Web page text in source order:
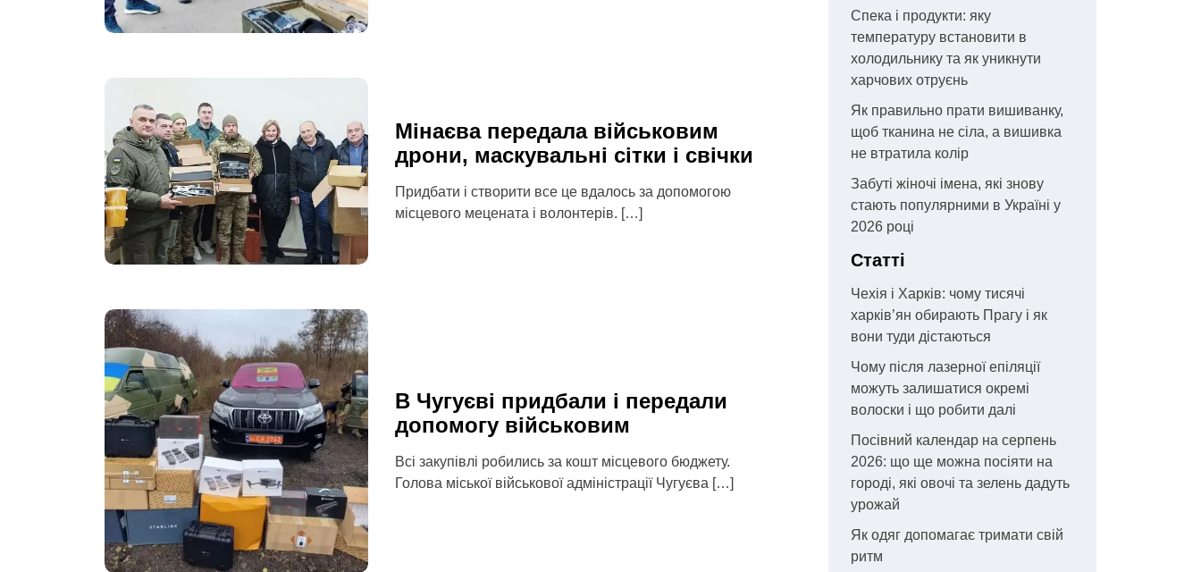
Мінаєва передала військовим
дрони, маскувальні сітки і свічки
Придбати і створити все це вдалось за допомогою
місцевого мецената і волонтерів. […]
В Чугуєві придбали і передали
допомогу військовим
Всі закупівлі робились за кошт місцевого бюджету.
Голова міської військової адміністрації Чугуєва […]
Спека і продукти: яку
температуру встановити в
холодильнику та як уникнути
харчових отруєнь
Як правильно прати вишиванку,
щоб тканина не сіла, а вишивка
не втратила колір
Забуті жіночі імена, які знову
стають популярними в Україні у
2026 році
Статті
Чехія і Харків: чому тисячі
харків’ян обирають Прагу і як
вони туди дістаються
Чому після лазерної епіляції
можуть залишатися окремі
волоски і що робити далі
Посівний календар на серпень
2026: що ще можна посіяти на
городі, які овочі та зелень дадуть
урожай
Як одяг допомагає тримати свій
ритм